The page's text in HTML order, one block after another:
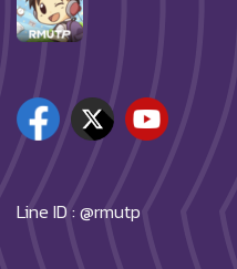
Line ID : @rmutp